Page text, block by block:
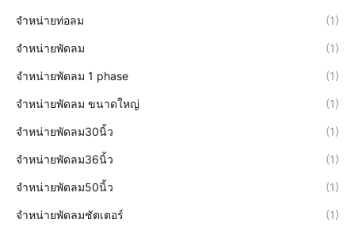
จำหน่ายท่อลม (1)
จำหน่ายพัดลม (1)
จำหน่ายพัดลม 1 phase (1)
จำหน่ายพัดลม ขนาดใหญ่ (1)
จำหน่ายพัดลม30นิ้ว (1)
จำหน่ายพัดลม36นิ้ว (1)
จำหน่ายพัดลม50นิ้ว (1)
จำหน่ายพัดลมชัตเตอร์ (1)